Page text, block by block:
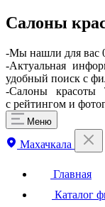
Салоны
-Мы нашли для вас
-Актуальная
удобный поиск с
-Салоны красоты
с рейтингом и
Меню
Махачкала
Главная
Каталог